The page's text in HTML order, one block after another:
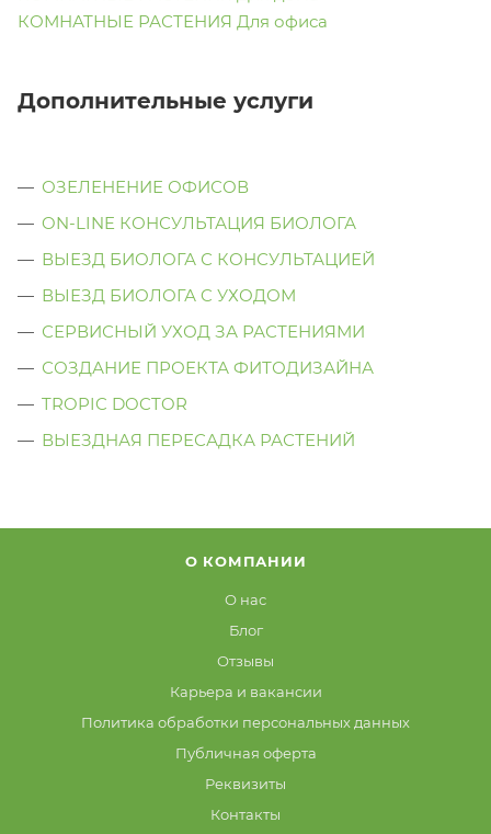
КОМНАТНЫЕ РАСТЕНИЯ Для офиса
Дополнительные услуги
ОЗЕЛЕНЕНИЕ ОФИСОВ
ON-LINE КОНСУЛЬТАЦИЯ БИОЛОГА
ВЫЕЗД БИОЛОГА С КОНСУЛЬТАЦИЕЙ
ВЫЕЗД БИОЛОГА C УХОДОМ
СЕРВИСНЫЙ УХОД ЗА РАСТЕНИЯМИ
СОЗДАНИЕ ПРОЕКТА ФИТОДИЗАЙНА
TROPIC DOCTOR
ВЫЕЗДНАЯ ПЕРЕСАДКА РАСТЕНИЙ
О КОМПАНИИ
О нас
Блог
Отзывы
Карьера и вакансии
Политика обработки персональных данных
Публичная оферта
Реквизиты
Контакты